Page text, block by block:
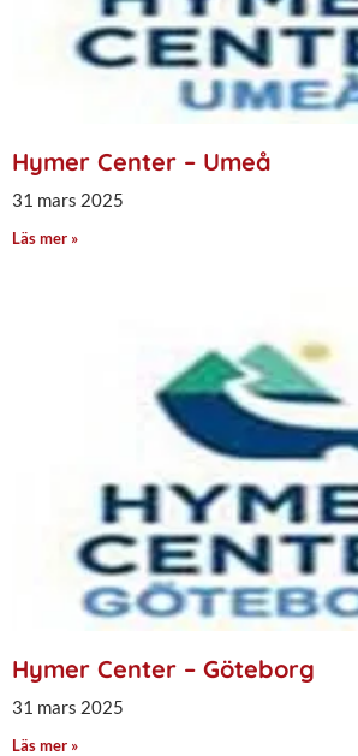
Hymer Center – Umeå
31 mars 2025
Läs mer »
Hymer Center – Göteborg
31 mars 2025
Läs mer »